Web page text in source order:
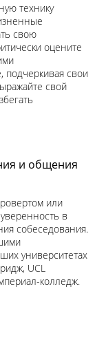
технику
свою
оцените
подчеркивая свои
свой
и общения
или
в
собеседования.
университетах
UCL
колледж.